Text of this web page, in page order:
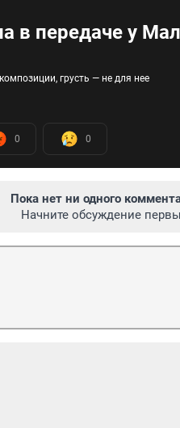
в передаче у
грусть — не для нее
0 0
Пока нет ни одного
Начните обсуждение